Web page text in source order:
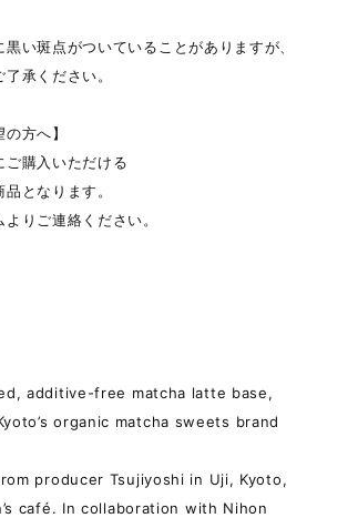
い斑点がついていることがありますが、
承ください。
方へ】
ご購入いただける
となります。
りご連絡ください。
additive-free matcha latte base,
organic matcha sweets brand
producer Tsujiyoshi in Uji, Kyoto,
café. In collaboration with Nihon